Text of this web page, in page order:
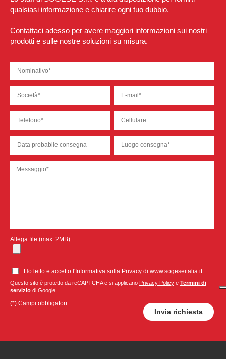
qualsiasi informazione e chiarire ogni tuo dubbio.
Contattaci adesso per avere maggiori informazioni sui nostri
prodotti e sulle nostre soluzioni su misura.
Allega file (max. 2MB)
Ho letto e accetto l'Informativa sulla Privacydi www.sogeseitalia.it
Questo sito è protetto da reCAPTCHA e si applicano Privacy Policye Termini di
serviziodi Google.
(*) Campi obbligatori